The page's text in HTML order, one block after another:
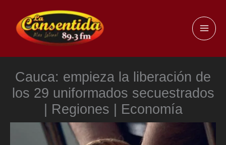
contenido
Cauca: empieza la liberación de
los 29 uniformados secuestrados
| Regiones | Economía